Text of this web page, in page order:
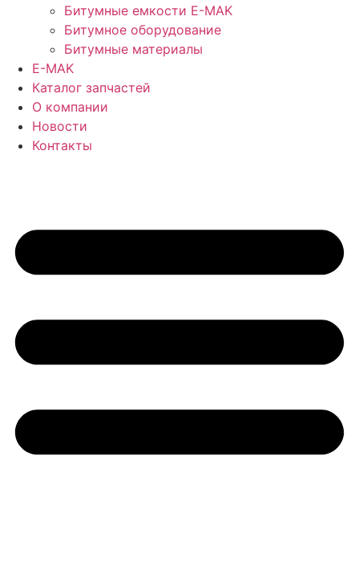
Битумные емкости E-MAK
Битумное оборудование
Битумные материалы
E-MAK
Каталог запчастей
О компании
Новости
Контакты